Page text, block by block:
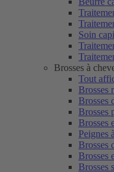
Soin
Brosses à
Tout
Brosses
Brosses
Brosses
Brosses
Peignes
Brosses
Brosses
Brosses